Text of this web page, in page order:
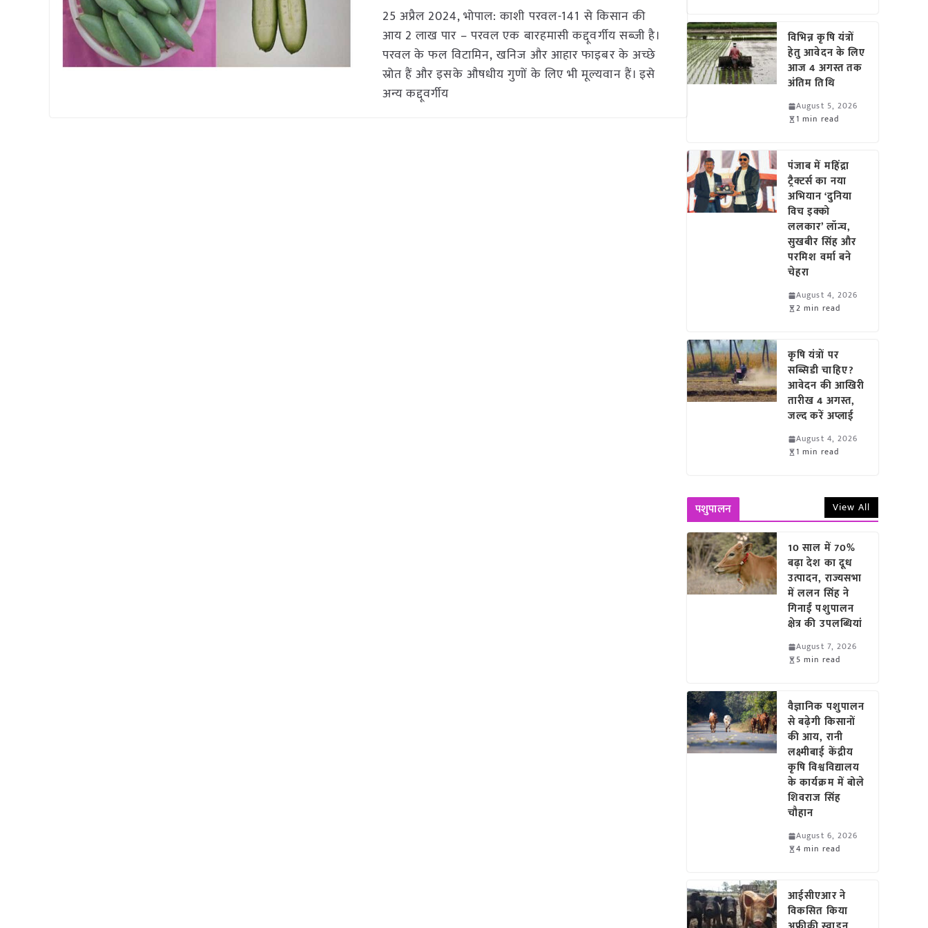
25 अप्रैल 2024, भोपाल: काशी परवल-141 से किसान की
आय 2 लाख पार – परवल एक बारहमासी कद्दूवर्गीय सब्जी है।
परवल के फल विटामिन, खनिज और आहार फाइबर के अच्छे
स्रोत हैं और इसके औषधीय गुणों के लिए भी मूल्यवान हैं। इसे
अन्य कद्दूवर्गीय
विभिन्न कृषि यंत्रों
हेतु आवेदन के लिए
आज 4 अगस्त तक
अंतिम तिथि
August 5, 2026
1 min read
पंजाब में महिंद्रा
ट्रैक्टर्स का नया
अभियान ‘दुनिया
विच इक्को
ललकार’ लॉन्च,
सुखबीर सिंह और
परमिश वर्मा बने
चेहरा
August 4, 2026
2 min read
कृषि यंत्रों पर
सब्सिडी चाहिए?
आवेदन की आखिरी
तारीख 4 अगस्त,
जल्द करें अप्लाई
August 4, 2026
1 min read
पशुपालन View All
10 साल में 70%
बढ़ा देश का दूध
उत्पादन, राज्यसभा
में ललन सिंह ने
गिनाईं पशुपालन
क्षेत्र की उपलब्धियां
August 7, 2026
5 min read
वैज्ञानिक पशुपालन
से बढ़ेगी किसानों
की आय, रानी
लक्ष्मीबाई केंद्रीय
कृषि विश्वविद्यालय
के कार्यक्रम में बोले
शिवराज सिंह
चौहान
August 6, 2026
4 min read
आईसीएआर ने
विकसित किया